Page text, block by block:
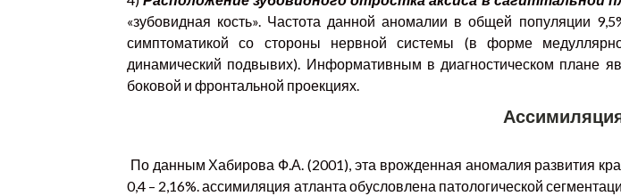
«зубовидная кость». Частота данной аномалии в общей популяции
симптоматикой со стороны нервной системы (в форме
динамический подвывих). Информативным в диагностическом плане
боковой и фронтальной проекциях.
По данным Хабирова Ф.А. (2001), эта врожденная аномалия развития
0,4 – 2,16%. ассимиляция атланта обусловлена патологической